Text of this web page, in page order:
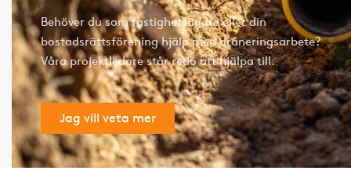
Behöver du som fastighetsägare eller din
bostadsrättsförening hjälp med dräneringsarbete?
Våra projektledare står redo att hjälpa till.
Jag vill veta mer